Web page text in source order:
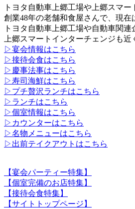
トヨタ自動車上郷工場や上郷スマ
創業48年の老舗和食屋さんで、現
トヨタ自動車上郷工場や自動車関
上郷スマートインターチェンジも
▷宴会情報はこちら
▷接待会食はこちら
▷慶事法事はこちら
▷寿司海鮮はこちら
▷プチ贅沢ランチはこちら
▷ランチはこちら
▷個室情報はこちら
▷カウンターはこちら
▷名物メニューはこちら
▷出前テイクアウトはこちら
【宴会パーティー特集】
【個室完備のお店特集】
【接待会食特集】
【サイトトップページ】